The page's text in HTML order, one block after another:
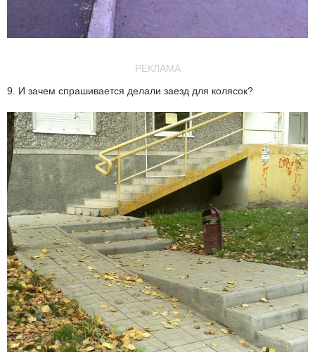
РЕКЛАМА
9. И зачем спрашивается делали заезд для колясок?